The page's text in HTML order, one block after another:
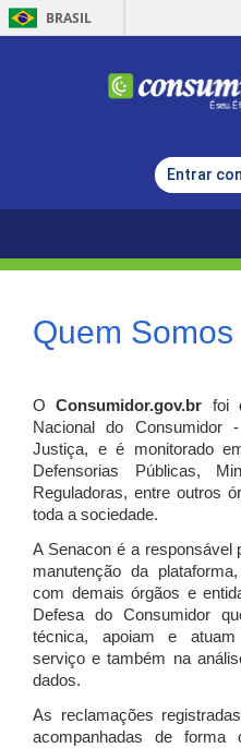
BRASIL
Entrar
Quem Somos
OConsumidor.gov.br
foi
Nacional do Consumidor
Justiça, e é monitorado
Defensorias Públicas,
Reguladoras, entre outros
toda a sociedade.
A Senacon é a responsável
manutenção da
com demais órgãos e
Defesa do Consumidor
técnica, apoiam e atuam
serviço e também na
dados.
As reclamações
acompanhadas de